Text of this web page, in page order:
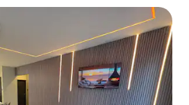
omiljenim